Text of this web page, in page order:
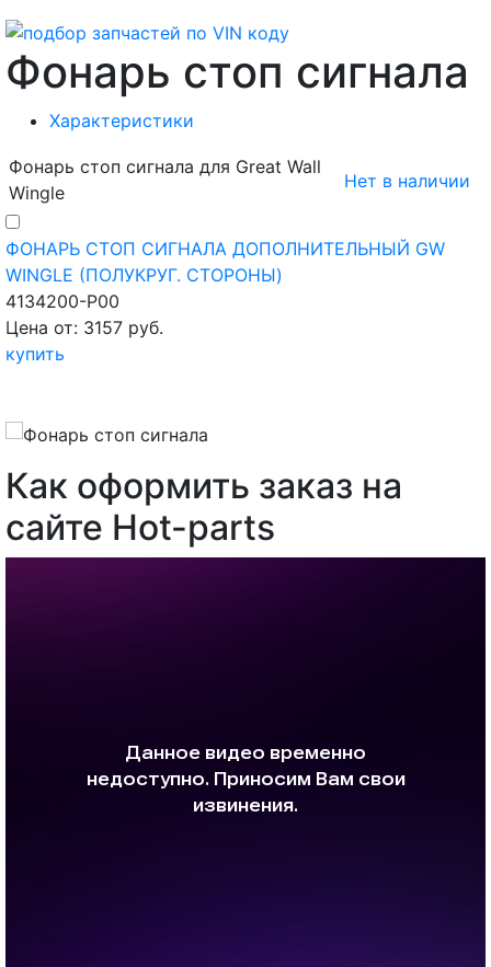
Фонарь стоп сигнала
Характеристики
Фонарь стоп сигнала для Great Wall
Wingle
Нет в наличии
ФОНАРЬ СТОП СИГНАЛА ДОПОЛНИТЕЛЬНЫЙ GW
WINGLE (ПОЛУКРУГ. СТОРОНЫ)
4134200-P00
Цена от: 3157 руб.
купить
Как оформить заказ на
сайте Hot-parts